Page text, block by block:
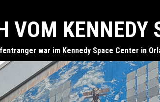
VOM KENNEDY
war im Kennedy Space Center in